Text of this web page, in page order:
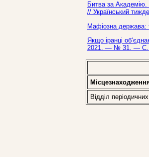
Битва за Академію.
// Український
Мафіозна
Якщо іранці
2021. — № 31. — С.
Відділ